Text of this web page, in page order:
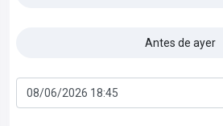
Antes de ayer